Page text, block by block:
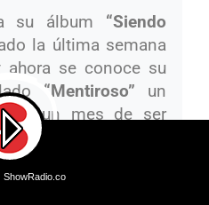
su álbum “Siendo
la última semana
se conoce su
“Mentiroso” un
a un mes de ser
digitales ya
sinnúmero de
ShowRadio.co